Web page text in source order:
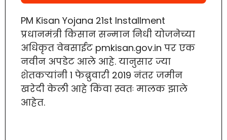
PM Kisan Yojana 21st Installment
प्रधानमंत्री किसान सन्मान निधी योजनेच्या
अधिकृत वेबसाईट pmkisan.gov.in पर एक
नवीन अपडेट आले आहे. यानुसार ज्या
शेतकऱ्यांनी 1 फेब्रुवारी 2019 नंतर जमीन
खरेदी केली आहे किंवा स्वतः मालक झाले
आहेत.